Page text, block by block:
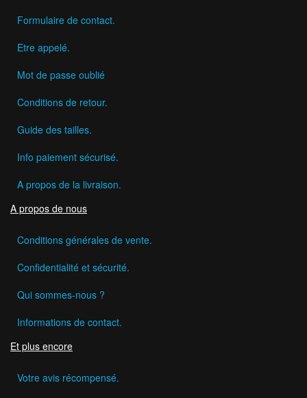
Formulaire de contact.
Etre appelé.
Mot de passe oublié
Conditions de retour.
Guide des tailles.
Info paiement sécurisé.
A propos de la livraison.
A propos de nous
Conditions générales de vente.
Confidentialité et sécurité.
Qui sommes-nous ?
Informations de contact.
Et plus encore
Votre avis récompensé.